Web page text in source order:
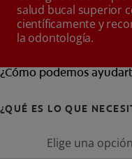
salud bucal superior
científicamente y
la odontología.
¿Cómo podemos
¿QUÉ ES LO QUE
Elige una opción